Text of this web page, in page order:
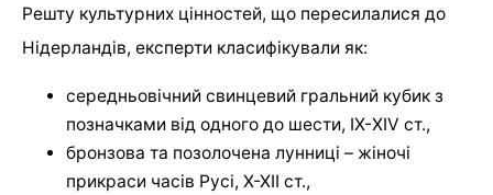
Решту культурних цінностей, що пересилалися до
Нідерландів, експерти класифікували як:
середньовічний свинцевий гральний кубик з
позначками від одного до шести, ІХ-XIV ст.,
бронзова та позолочена лунниці – жіночі
прикраси часів Русі, Х-ХІІ ст.,